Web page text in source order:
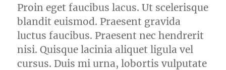
Proin eget faucibus lacus. Ut scelerisque
blandit euismod. Praesent gravida
luctus faucibus. Praesent nec hendrerit
nisi. Quisque lacinia aliquet ligula vel
cursus. Duis mi urna, lobortis vulputate